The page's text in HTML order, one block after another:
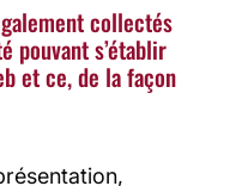
collectés
pouvant s’établir
et ce, de la façon